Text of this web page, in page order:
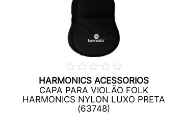
HARMONICS ACESSORIOS
CAPA PARA VIOLÃO FOLK
HARMONICS NYLON LUXO PRETA
(63748)